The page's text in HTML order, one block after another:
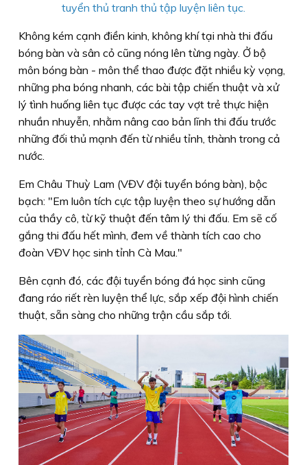
tuyển thủ tranh thủ tập luyện liên tục.
Không kém cạnh điền kinh, không khí tại nhà thi đấu
bóng bàn và sân cỏ cũng nóng lên từng ngày. Ở bộ
môn bóng bàn - môn thể thao được đặt nhiều kỳ vọng,
những pha bóng nhanh, các bài tập chiến thuật và xử
lý tình huống liên tục được các tay vợt trẻ thực hiện
nhuần nhuyễn, nhằm nâng cao bản lĩnh thi đấu trước
những đối thủ mạnh đến từ nhiều tỉnh, thành trong cả
nước.
Em Châu Thuỳ Lam (VĐV đội tuyển bóng bàn), bộc
bạch: "Em luôn tích cực tập luyện theo sự hướng dẫn
của thầy cô, từ kỹ thuật đến tâm lý thi đấu. Em sẽ cố
gắng thi đấu hết mình, đem về thành tích cao cho
đoàn VĐV học sinh tỉnh Cà Mau."
Bên cạnh đó, các đội tuyển bóng đá học sinh cũng
đang ráo riết rèn luyện thể lực, sắp xếp đội hình chiến
thuật, sẵn sàng cho những trận cầu sắp tới.